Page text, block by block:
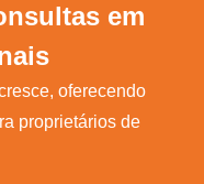
em
oferecendo
proprietários de